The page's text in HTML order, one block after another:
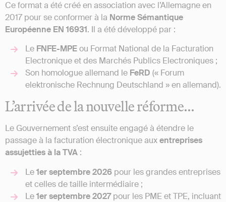
Ce format a été créé en association avec l’Allemagne en
2017 pour se conformer à la Norme Sémantique
Européenne EN 16931. Il a été développé par :
Le FNFE-MPEou Format National de la Facturation
Electronique et des Marchés Publics Electroniques ;
Son homologue allemand le FeRD (« Forum
elektronische Rechnung Deutschland » en allemand).
L’arrivée de la nouvelle réforme…
Le Gouvernement s’est ensuite engagé à étendre le
passage à la facturation électronique auxentreprises
assujetties à la TVA :
Le1er septembre 2026 pour les grandes entreprises
et celles de taille intermédiaire ;
Le1er septembre 2027pour les PME et TPE, incluant